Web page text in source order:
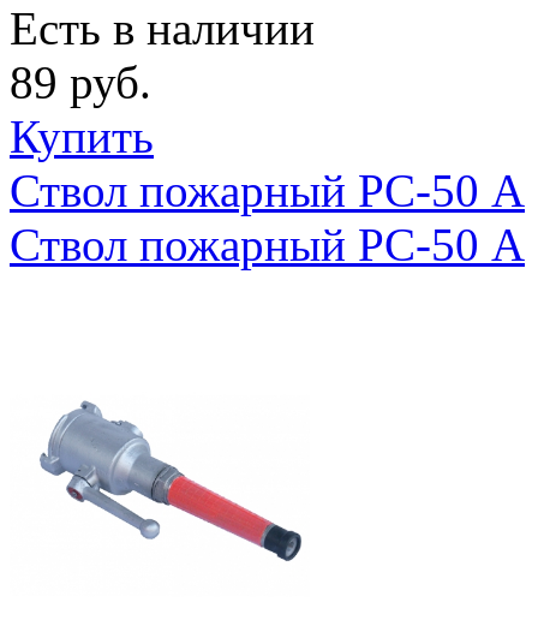
Есть в наличии
89 руб.
Купить
Ствол пожарный РС-50 А
Ствол пожарный РС-50 А